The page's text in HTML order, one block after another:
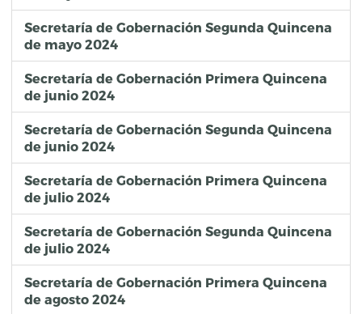
Secretaría de Gobernación Segunda Quincena
de mayo 2024
Secretaría de Gobernación Primera Quincena
de junio 2024
Secretaría de Gobernación Segunda Quincena
de junio 2024
Secretaría de Gobernación Primera Quincena
de julio 2024
Secretaría de Gobernación Segunda Quincena
de julio 2024
Secretaría de Gobernación Primera Quincena
de agosto 2024